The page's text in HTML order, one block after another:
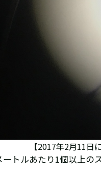
【2017年2月11
トルあたり1個以上の